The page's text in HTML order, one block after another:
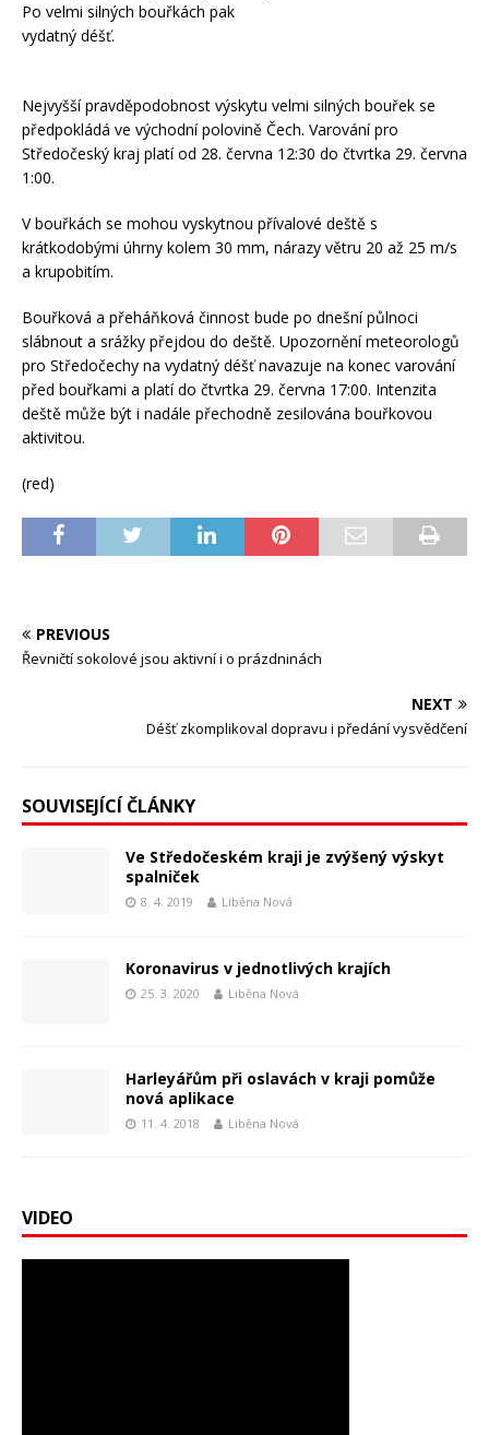
Po velmi silných bouřkách pak
vydatný déšť.
Nejvyšší pravděpodobnost výskytu velmi silných bouřek se
předpokládá ve východní polovině Čech. Varování pro
Středočeský kraj platí od 28. června 12:30 do čtvrtka 29. června
1:00.
V bouřkách se mohou vyskytnou přívalové deště s
krátkodobými úhrny kolem 30 mm, nárazy větru 20 až 25 m/s
a krupobitím.
Bouřková a přeháňková činnost bude po dnešní půlnoci
slábnout a srážky přejdou do deště. Upozornění meteorologů
pro Středočechy na vydatný déšť navazuje na konec varování
před bouřkami a platí do čtvrtka 29. června 17:00. Intenzita
deště může být i nadále přechodně zesilována bouřkovou
aktivitou.
(red)
PREVIOUS
Řevničtí sokolové jsou aktivní i o prázdninách
NEXT
Déšť zkomplikoval dopravu i předání vysvědčení
SOUVISEJÍCÍ ČLÁNKY
Ve Středočeském kraji je zvýšený výskyt
spalniček
8. 4. 2019 Liběna Nová
Koronavirus v jednotlivých krajích
25. 3. 2020 Liběna Nová
Harleyářům při oslavách v kraji pomůže
nová aplikace
11. 4. 2018 Liběna Nová
VIDEO